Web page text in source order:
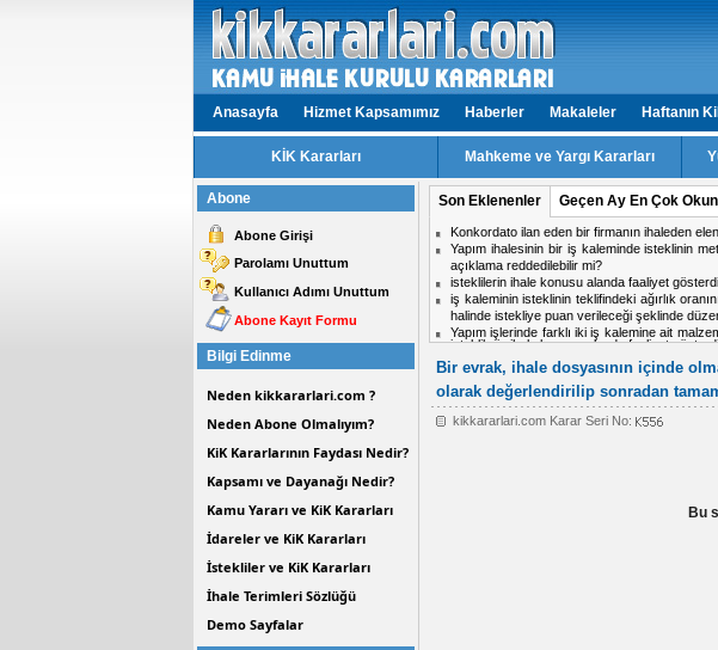
Anasayfa Hizmet Kapsamımız Haberler Makaleler Haftanın
KİK Kararları Mahkeme ve Yargı Kararları
Abone
Abone Girişi
Parolamı Unuttum
Kullanıcı Adımı Unuttum
Abone Kayıt Formu
Bilgi Edinme
Neden kikkararlari.com ?
Neden Abone Olmalıyım?
KiK Kararlarının Faydası Nedir?
Kapsamı ve Dayanağı Nedir?
Kamu Yararı ve KiK Kararları
İdareler ve KiK Kararları
İstekliler ve KiK Kararları
İhale Terimleri Sözlüğü
Demo Sayfalar
Son Eklenenler Geçen Ay En Çok
isteklilerin ihale konusu alanda faaliyet
Aynı ihalede iki firmadan birinin doküman
midir?
Hizmet işlerinde işin tamamlandığı tarih ile
ihale komisyon kararı için karşı oy kullanan
Personel taşıma ihalesinde, kesin teminat
Kısmi zamanlı çalışma yapacak personel için
Bir evrak, ihale dosyasının içinde
olarak değerlendirilip sonradan
kikkararlari.com Karar Seri No:
Bu